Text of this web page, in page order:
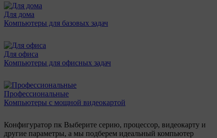
Для дома
Компьютеры для базовых задач
Для офиса
Компьютеры для офисных задач
Профессиональные
Компьютеры с мощной видеокартой
Конфигуратор пк Выберите серию, процессор, видеокарту и
другие параметры, а мы подберем идеальный компьютер